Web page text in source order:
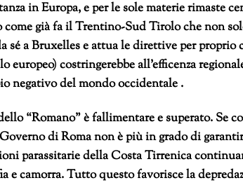
in Europa, e per le sole materie rimaste
già fa il Trentino-Sud Tirolo che non
sé a Bruxelles e attua le direttive per
europeo) costringerebbe all’efficenza
negativo del mondo occidentale .
“Romano” è fallimentare e superato. Se
di Roma non è più in grado di
parassitarie della Costa Tirrenica
e camorra. Tutto questo favorisce la